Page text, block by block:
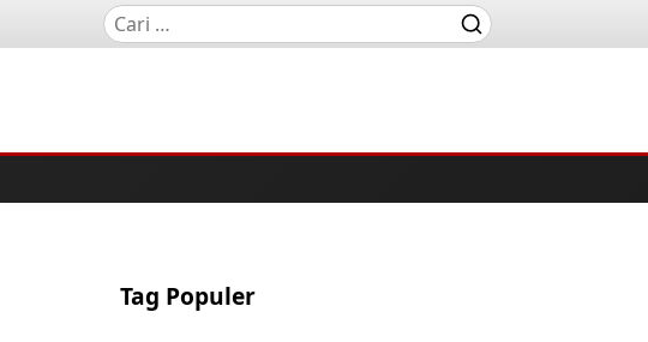
Tag Populer